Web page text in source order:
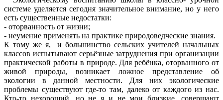
системе уделяется сегодня значительное внимание, но у него
есть существенные недостатки:
- оторванность от жизни;
- неумение применять на практике природоведческие знания.
К тому же я, и большинство сельских учителей начальных
классов испытывают серьёзные затруднения при организации
практической работы в природе. Для ребёнка, оторванного от
живой природы, возникает ложное представление об
экологии в данной местности. Для них экологические
проблемы существуют где-то там, далеко от каждого из нас.
Кто-то нехороший, но не я и не мои близкие, совершают